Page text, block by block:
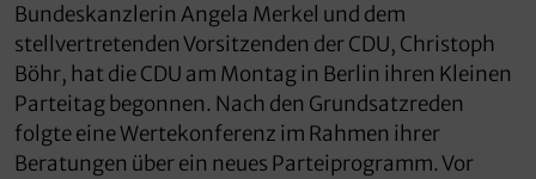
Bundeskanzlerin Angela Merkel und dem
stellvertretenden Vorsitzenden der CDU, Christoph
Böhr, hat die CDU am Montag in Berlin ihren Kleinen
Parteitag begonnen. Nach den Grundsatzreden
folgte eine Wertekonferenz im Rahmen ihrer
Beratungen über ein neues Parteiprogramm. Vor